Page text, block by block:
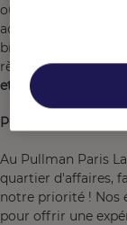
où les contacts
accueillies et
bienveillance. Les
règne en
et de bonne humeur
PULLMAN Paris la
Au Pullman Paris
quartier d'affaires,
notre priorité ! Nos
pour offrir une